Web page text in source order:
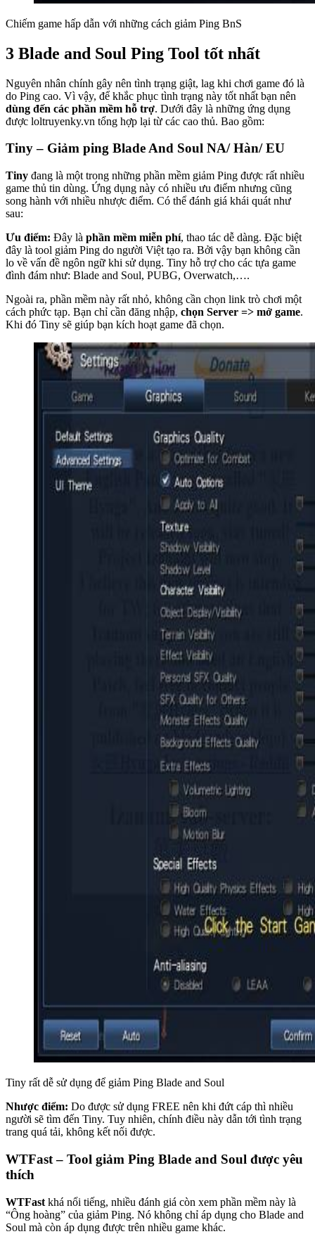
Chiếm game hấp dẫn với những cách giảm Ping BnS
3 Blade and Soul Ping Tool tốt nhất
Nguyên nhân chính gây nên tình trạng giật, lag khi chơi game đó là
do Ping cao. Vì vậy, để khắc phục tình trạng này tốt nhất bạn nên
dùng đến các phần mềm hỗ trợ. Dưới đây là những ứng dụng
được loltruyenky.vn tổng hợp lại từ các cao thủ. Bao gồm:
Tiny – Giảm ping Blade And Soul NA/ Hàn/ EU
Tiny đang là một trong những phần mềm giảm Ping được rất nhiều
game thủ tin dùng. Ứng dụng này có nhiều ưu điểm nhưng cũng
song hành với nhiều nhược điểm. Có thể đánh giá khái quát như
sau:
Ưu điểm: Đây là phần mềm miễn phí, thao tác dễ dàng. Đặc biệt
đây là tool giảm Ping do người Việt tạo ra. Bởi vậy bạn không cần
lo về vấn đề ngôn ngữ khi sử dụng. Tiny hỗ trợ cho các tựa game
đình đám như: Blade and Soul, PUBG, Overwatch,….
Ngoài ra, phần mềm này rất nhỏ, không cần chọn link trò chơi một
cách phức tạp. Bạn chỉ cần đăng nhập, chọn Server => mở game.
Khi đó Tiny sẽ giúp bạn kích hoạt game đã chọn.
Tiny rất dễ sử dụng để giảm Ping Blade and Soul
Nhược điểm: Do được sử dụng FREE nên khi đứt cáp thì nhiều
người sẽ tìm đến Tiny. Tuy nhiên, chính điều này dẫn tới tình trạng
trang quá tải, không kết nối được.
WTFast – Tool giảm Ping Blade and Soul được yêu
thích
WTFast khá nổi tiếng, nhiều đánh giá còn xem phần mềm này là
“Ông hoàng” của giảm Ping. Nó không chỉ áp dụng cho Blade and
Soul mà còn áp dụng được trên nhiều game khác.